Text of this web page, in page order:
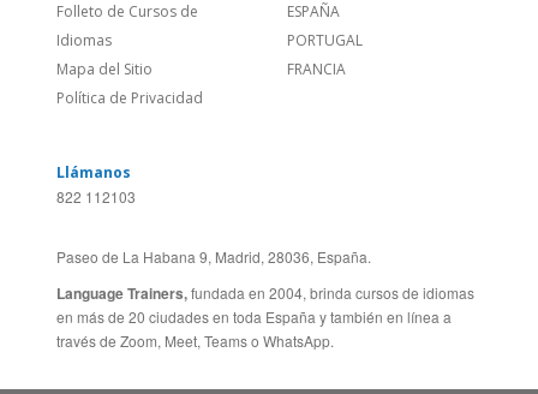
Feedback
Folleto de Cursos de
Idiomas
Mapa del Sitio
ALEMANIA
ESPAÑA
PORTUGAL
Llámanos
Paseo de La Habana 9, Madrid, 28036, España.
Language Trainers,fundada en 2004, brinda cursos de idiomas
en más de 20 ciudades en toda España y también en línea a